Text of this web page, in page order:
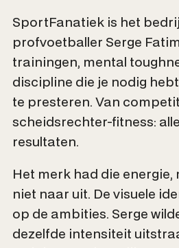
SportFanatiek is het
profvoetballer Serge
trainingen, mental
discipline die je nodig
te presteren. Van
scheidsrechter-fitness:
resultaten.
Het merk had die energie,
niet naar uit. De visuele
op de ambities. Serge
dezelfde intensiteit